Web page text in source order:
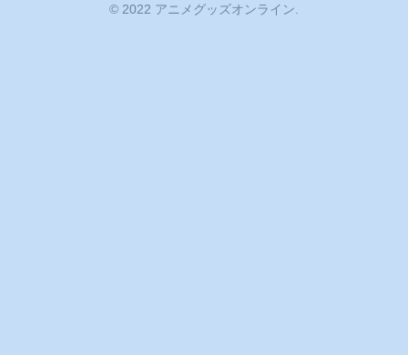
© 2022 アニメグッズオンライン.